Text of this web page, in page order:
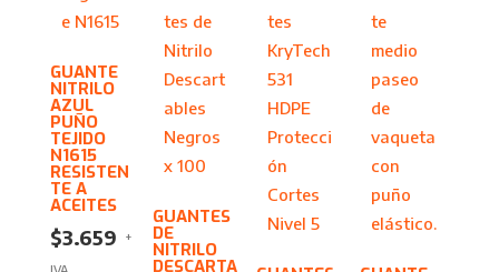
GUANTE
NITRILO
AZUL
PUÑO
TEJIDO
N1615
RESISTEN
TE A
ACEITES
$3.659 +
IVA
GUANTES
DE
NITRILO
DESCARTA